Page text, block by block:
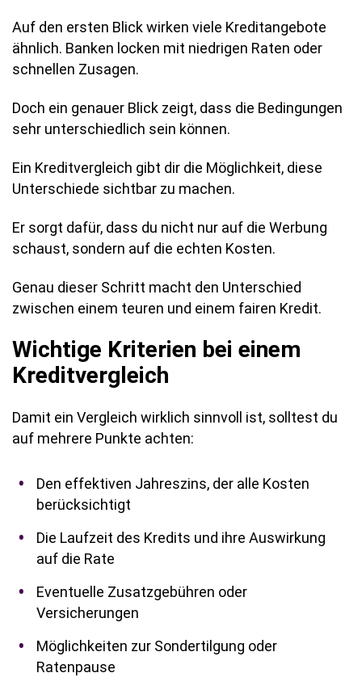
Auf den ersten Blick wirken viele Kreditangebote
ähnlich. Banken locken mit niedrigen Raten oder
schnellen Zusagen.
Doch ein genauer Blick zeigt, dass die Bedingungen
sehr unterschiedlich sein können.
Ein Kreditvergleich gibt dir die Möglichkeit, diese
Unterschiede sichtbar zu machen.
Er sorgt dafür, dass du nicht nur auf die Werbung
schaust, sondern auf die echten Kosten.
Genau dieser Schritt macht den Unterschied
zwischen einem teuren und einem fairen Kredit.
Wichtige Kriterien bei einem
Kreditvergleich
Damit ein Vergleich wirklich sinnvoll ist, solltest du
auf mehrere Punkte achten:
Den effektiven Jahreszins, der alle Kosten
berücksichtigt
Die Laufzeit des Kredits und ihre Auswirkung
auf die Rate
Eventuelle Zusatzgebühren oder
Versicherungen
Möglichkeiten zur Sondertilgung oder
Ratenpause